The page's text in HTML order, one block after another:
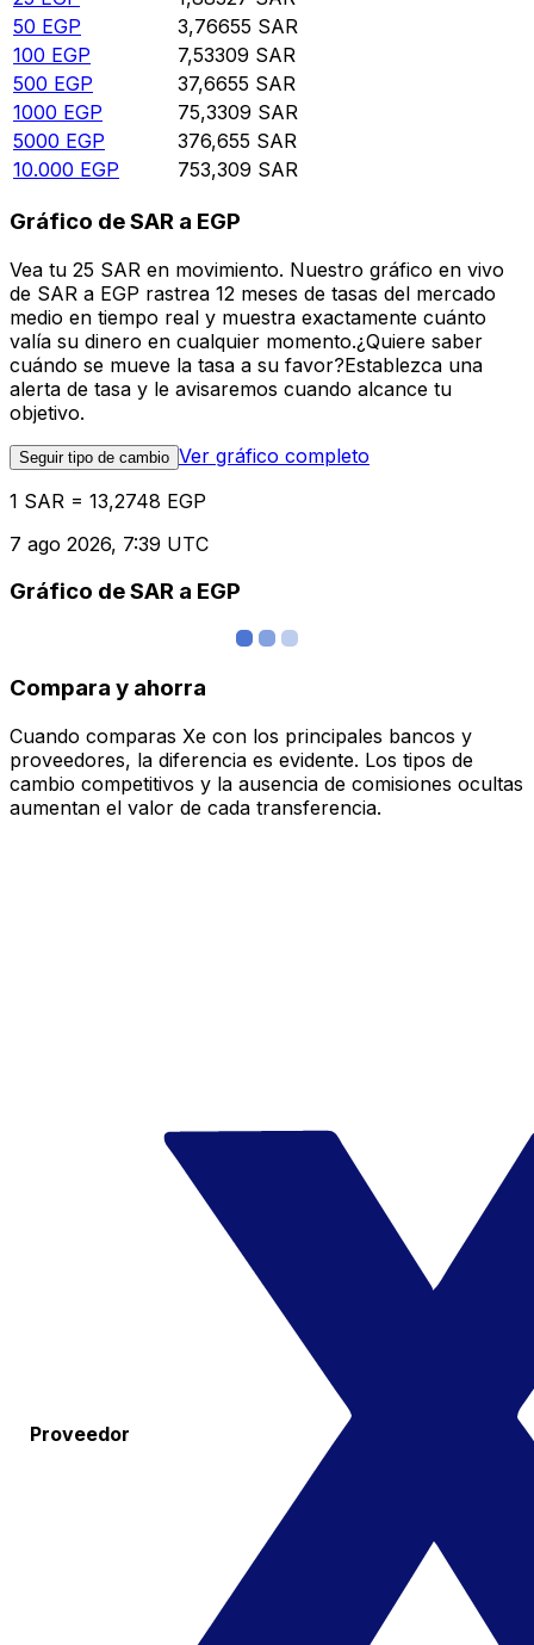
50 EGP 3,76655 SAR
100 EGP 7,53309 SAR
500 EGP 37,6655 SAR
1000 EGP 75,3309 SAR
5000 EGP 376,655 SAR
10.000 EGP 753,309 SAR
Gráfico de SAR a EGP
Vea tu 25 SAR en movimiento. Nuestro gráfico en vivo
de SAR a EGP rastrea 12 meses de tasas del mercado
medio en tiempo real y muestra exactamente cuánto
valía su dinero en cualquier momento.¿Quiere saber
cuándo se mueve la tasa a su favor?Establezca una
alerta de tasa y le avisaremos cuando alcance tu
objetivo.
Seguir tipo de cambio Ver gráfico completo
1 SAR = 13,2748 EGP
7 ago 2026, 7:39 UTC
Gráfico de SAR a EGP
Compara y ahorra
Cuando comparas Xe con los principales bancos y
proveedores, la diferencia es evidente. Los tipos de
cambio competitivos y la ausencia de comisiones ocultas
aumentan el valor de cada transferencia.
Proveedor